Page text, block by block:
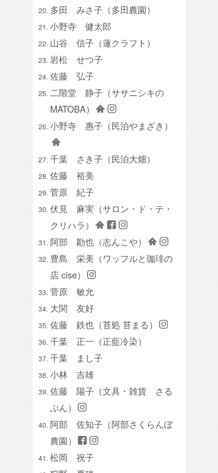
多田 みさ子（多田農園）
小野寺 健太郎
山谷 信子（蓮クラフト）
岩松 せつ子
佐藤 弘子
二階堂 静子（ササニシキの
MATOBA）
小野寺 惠子（民泊やまざき）
千葉 さき子（民泊大畑）
佐藤 裕美
菅原 紀子
伏見 麻実（サロン・ド・テ・
クリハラ）
阿部 勘也（志んこや）
豊島 栄美（ワッフルと珈琲の
店 cise）
菅原 敏允
大関 友好
佐藤 鉄也（苔処 苔まる）
千葉 正一（正藍冷染）
千葉 まし子
小林 吉雄
佐藤 陽子（文具・雑貨 さる
ぶん）
阿部 佐知子（阿部さくらんぼ
農園）
松岡 祝子